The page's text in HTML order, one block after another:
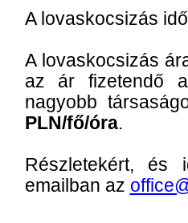
A lovaskocsizás
A lovaskocsizás
az ár fizetendő
nagyobb
PLN/fő/óra.
Részletekért, és
emailban az